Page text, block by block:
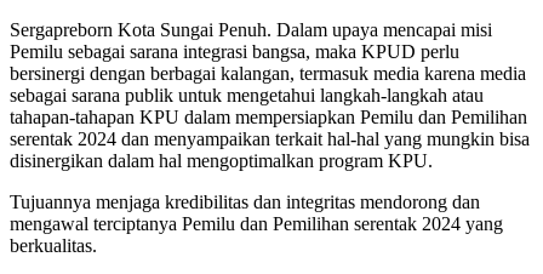
Sergapreborn Kota Sungai Penuh. Dalam upaya mencapai misi
Pemilu sebagai sarana integrasi bangsa, maka KPUD perlu
bersinergi dengan berbagai kalangan, termasuk media karena media
sebagai sarana publik untuk mengetahui langkah-langkah atau
tahapan-tahapan KPU dalam mempersiapkan Pemilu dan Pemilihan
serentak 2024 dan menyampaikan terkait hal-hal yang mungkin bisa
disinergikan dalam hal mengoptimalkan program KPU.
Tujuannya menjaga kredibilitas dan integritas mendorong dan
mengawal terciptanya Pemilu dan Pemilihan serentak 2024 yang
berkualitas.